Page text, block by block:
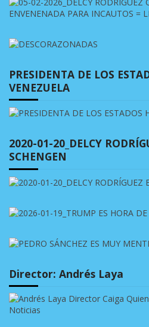
PRESIDENTA DE LOS
VENEZUELA
2020-01-20_DELCY
SCHENGEN
Director: Andrés Laya